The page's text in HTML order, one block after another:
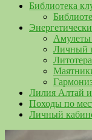
Библиотека
Амулеты
Личный
Лилия Алтай и
Походы по
Личный